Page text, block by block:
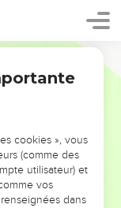
ÉVITER LES
cookies », vous
(comme des
utilisateur) et
vos
dans